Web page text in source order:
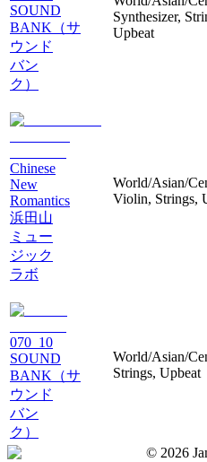
SOUND
BANK（サ
ウンド
バン
ク）
Synthesizer,
Upbeat
Chinese
New
Romantics
浜田山
ミュー
ジック
ラボ
World/Asian/
Violin, Strings,
070_10
SOUND
BANK（サ
ウンド
バン
ク）
World/Asian/
Strings, Upbeat
© 2026